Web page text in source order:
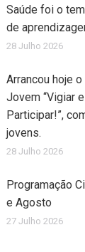
Saúde foi o
de
28 Julho 2026
Arrancou hoje
Jovem “Vigiar
Participar!”,
jovens.
28 Julho 2026
Programação
e Agosto
27 Julho 2026